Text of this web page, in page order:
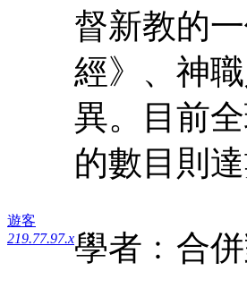
遊客
219.77.97.x
督新教的
經》、神
異。目前
的數目則
學者﹕合